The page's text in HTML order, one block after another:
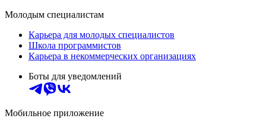
Молодым специалистам
Карьера для молодых специалистов
Школа программистов
Карьера в некоммерческих организациях
Боты для уведомлений
Мобильное приложение